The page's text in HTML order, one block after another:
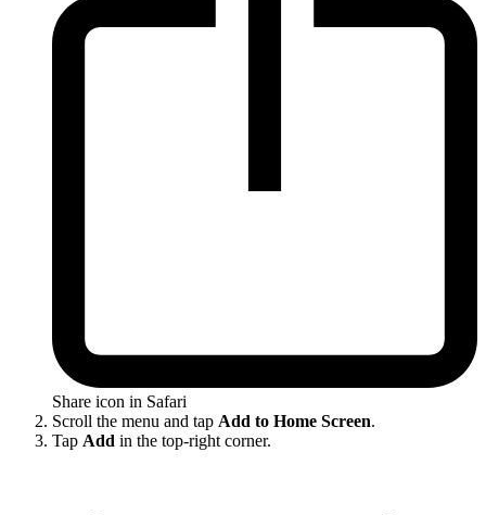
Share icon in Safari
Scroll the menu and tap Add to Home Screen.
Tap Add in the top-right corner.